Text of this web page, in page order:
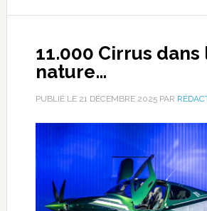
11.000 Cirrus dans
nature…
PUBLIÉ LE 21 DÉCEMBRE 2025PAR